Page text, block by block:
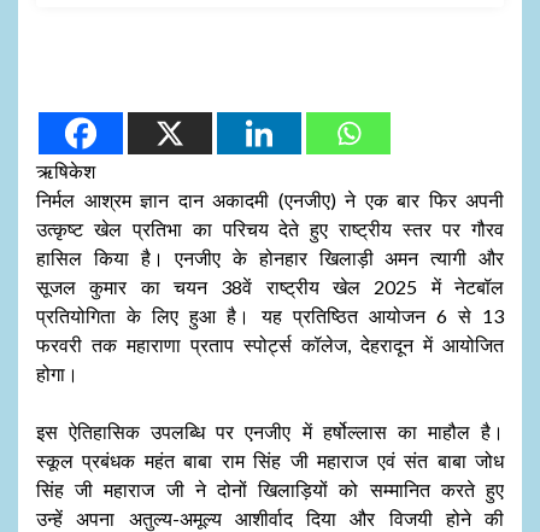
ऋषिकेश
निर्मल आश्रम ज्ञान दान अकादमी (एनजीए) ने एक बार फिर अपनी
उत्कृष्ट खेल प्रतिभा का परिचय देते हुए राष्ट्रीय स्तर पर गौरव
हासिल किया है। एनजीए के होनहार खिलाड़ी अमन त्यागी और
सूजल कुमार का चयन 38वें राष्ट्रीय खेल 2025 में नेटबॉल
प्रतियोगिता के लिए हुआ है। यह प्रतिष्ठित आयोजन 6 से 13
फरवरी तक महाराणा प्रताप स्पोर्ट्स कॉलेज, देहरादून में आयोजित
होगा।
इस ऐतिहासिक उपलब्धि पर एनजीए में हर्षोल्लास का माहौल है।
स्कूल प्रबंधक महंत बाबा राम सिंह जी महाराज एवं संत बाबा जोध
सिंह जी महाराज जी ने दोनों खिलाड़ियों को सम्मानित करते हुए
उन्हें अपना अतुल्य-अमूल्य आशीर्वाद दिया और विजयी होने की